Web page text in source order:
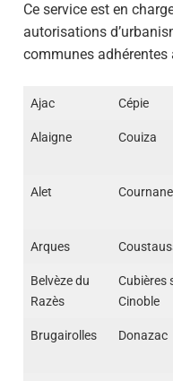
Ce service est en
autorisations
communes adhérentes
Ajac Cépie
Alaigne Couiza
Alet Cournanel
Arques
Belvèze du
Razès
Cubières
Cinoble
Brugairolles Donazac